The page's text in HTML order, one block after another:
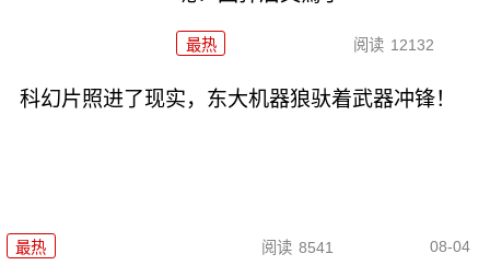
最热 阅读 12132
科幻片照进了现实，东大机器狼驮着武器冲锋！
最热 阅读 8541 08-04